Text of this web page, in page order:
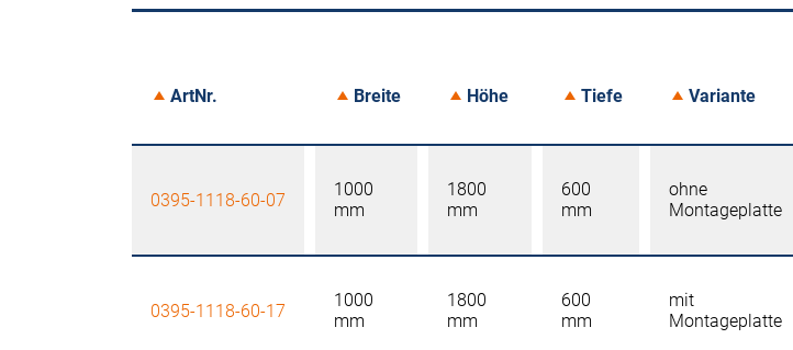
ArtNr. Breite Höhe Tiefe Variante
0395-1118-60-07
1000
mm
1800
mm
600
mm
ohne
Montageplatte
0395-1118-60-17
1000
mm
1800
mm
600
mm
mit
Montageplatte